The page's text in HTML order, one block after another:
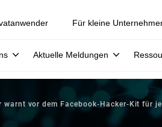
Für kleine
Aktuelle Meldungen
warnt vor dem Facebook-Hacker-Kit für